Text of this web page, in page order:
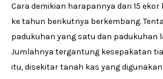
Cara demikian harapannya dari 15
ke tahun berikutnya berkembang.
padukuhan yang satu dan padukuhan
Jumlahnya tergantung kesepakatan
itu, disekitar tanah kas yang